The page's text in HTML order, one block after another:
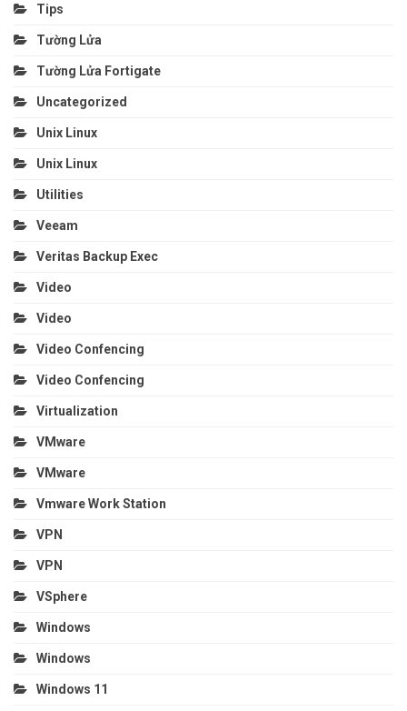
Tips
Tường Lửa
Tường Lửa Fortigate
Uncategorized
Unix Linux
Unix Linux
Utilities
Veeam
Veritas Backup Exec
Video
Video
Video Confencing
Video Confencing
Virtualization
VMware
VMware
Vmware Work Station
VPN
VPN
VSphere
Windows
Windows
Windows 11